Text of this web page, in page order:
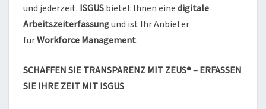
und jederzeit. ISGUS bietet Ihnen eine digitale
Arbeitszeiterfassungund ist Ihr Anbieter
fürWorkforce Management.
SCHAFFEN SIE TRANSPARENZ MIT ZEUS® – ERFASSEN
SIE IHRE ZEIT MIT ISGUS